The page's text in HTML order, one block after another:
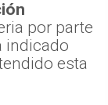
por parte
indicado
esta